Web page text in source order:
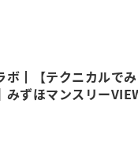
ボ┃【テクニカルで
ずほマンスリー